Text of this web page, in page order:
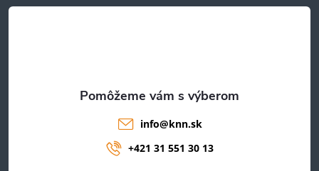
t
info@knn.sk
+421 31 551 30 13